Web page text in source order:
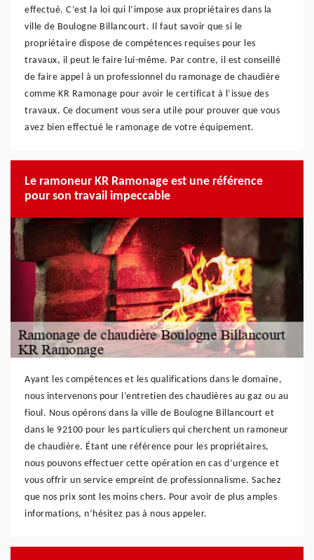
effectué. C’est la loi qui l’impose aux propriétaires dans la
ville de Boulogne Billancourt. Il faut savoir que si le
propriétaire dispose de compétences requises pour les
travaux, il peut le faire lui-même. Par contre, il est conseillé
de faire appel à un professionnel du ramonage de chaudière
comme KR Ramonage pour avoir le certificat à l’issue des
travaux. Ce document vous sera utile pour prouver que vous
avez bien effectué le ramonage de votre équipement.
Le ramoneur KR Ramonage est une référence
pour son travail impeccable
Ayant les compétences et les qualifications dans le domaine,
nous intervenons pour l’entretien des chaudières au gaz ou au
fioul. Nous opérons dans la ville de Boulogne Billancourt et
dans le 92100 pour les particuliers qui cherchent un ramoneur
de chaudière. Étant une référence pour les propriétaires,
nous pouvons effectuer cette opération en cas d’urgence et
vous offrir un service empreint de professionnalisme. Sachez
que nos prix sont les moins chers. Pour avoir de plus amples
informations, n’hésitez pas à nous appeler.